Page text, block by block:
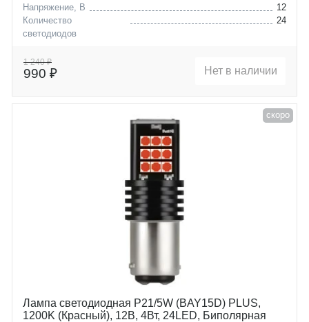
Напряжение, В
12
Количество
светодиодов
24
1 240 ₽
990 ₽ Нет в наличии
скоро
Лампа светодиодная P21/5W (BAY15D) PLUS,
1200K (Красный), 12В, 4Вт, 24LED, Биполярная